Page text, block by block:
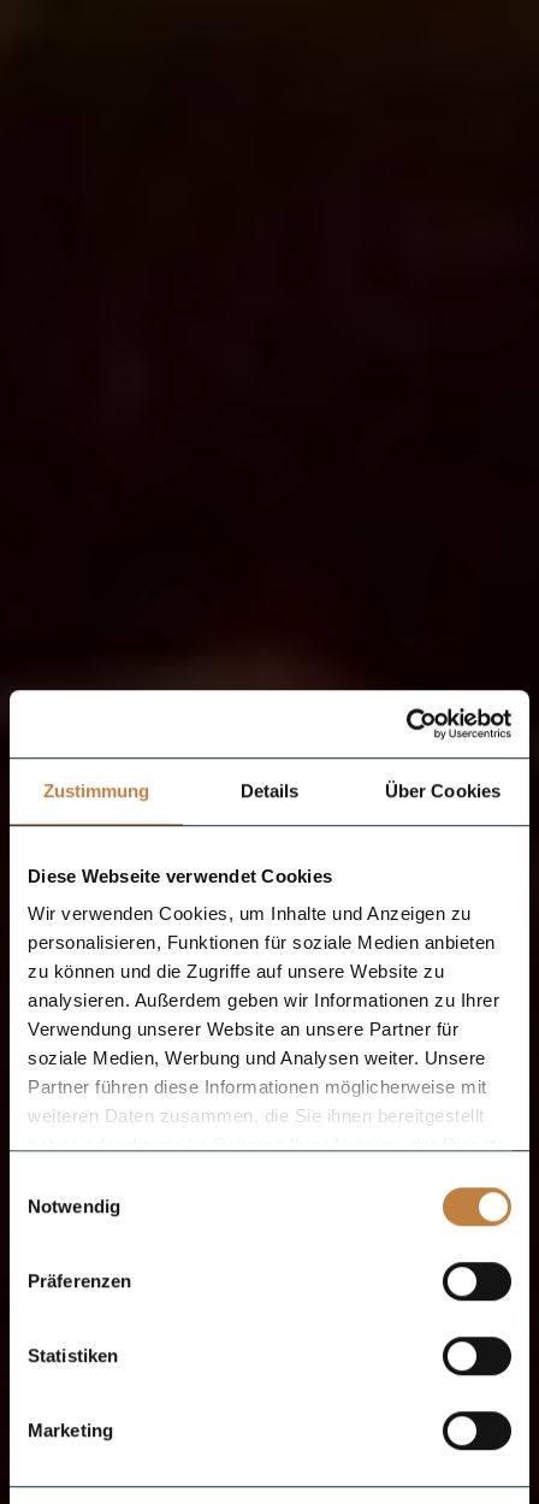
Zustimmung Details Über Cookies
Diese Webseite verwendet Cookies
Wir verwenden Cookies, um Inhalte und Anzeigen zu
personalisieren, Funktionen für soziale Medien anbieten
zu können und die Zugriffe auf unsere Website zu
analysieren. Außerdem geben wir Informationen zu Ihrer
Verwendung unserer Website an unsere Partner für
soziale Medien, Werbung und Analysen weiter. Unsere
Partner führen diese Informationen möglicherweise mit
weiteren Daten zusammen, die Sie ihnen bereitgestellt
Notwendig
Präferenzen
Statistiken
Marketing